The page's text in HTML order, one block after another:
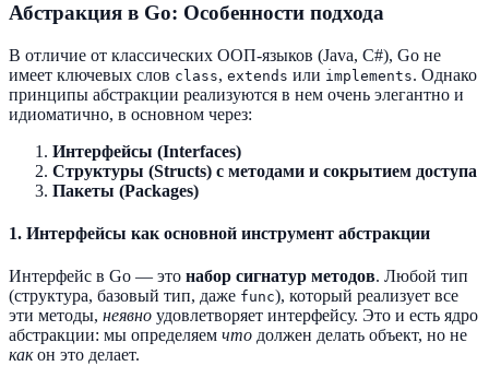
Абстракция в Go: Особенности подхода
В отличие от классических ООП-языков (Java, C#), Go не
имеет ключевых слов class, extends или implements. Однако
принципы абстракции реализуются в нем очень элегантно и
идиоматично, в основном через:
Интерфейсы (Interfaces)
Структуры (Structs) с методами и сокрытием доступа
Пакеты (Packages)
1. Интерфейсы как основной инструмент абстракции
Интерфейс в Go — это набор сигнатур методов. Любой тип
(структура, базовый тип, даже func), который реализует все
эти методы, неявно удовлетворяет интерфейсу. Это и есть ядро
абстракции: мы определяем что должен делать объект, но не
какон это делает.